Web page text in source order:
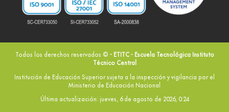
Todos los derechos reservados © - ETITC - Escuela Tecnológica Instituto
Técnico Central
Institución de Educación Superior sujeta a la inspección y vigilancia por el
Ministerio de Educación Nacional
Última actualización: jueves, 6 de agosto de 2026, 0:24